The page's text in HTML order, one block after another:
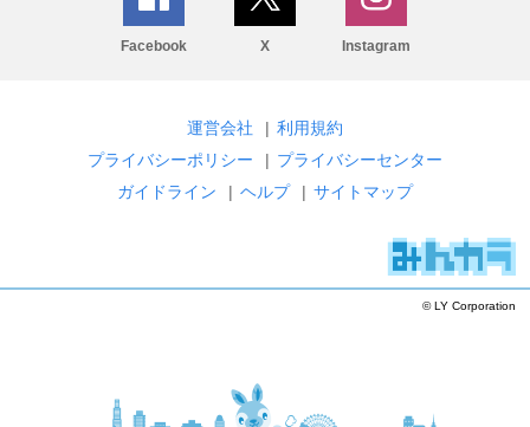
Facebook X Instagram
運営会社 | 利用規約
プライバシーポリシー
| プライバシーセンター
ガイドライン
| ヘルプ | サイトマップ
© LY Corporation